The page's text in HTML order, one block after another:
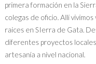
primera formación en la
colegas de oficio. Allí
raices en SIerra de Gata.
diferentes proyectos
artesanía a nivel nacional.